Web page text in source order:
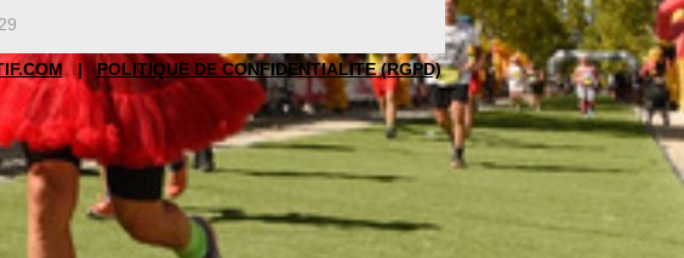
| POLITIQUE DE CONFIDENTIALITE (RGPD)